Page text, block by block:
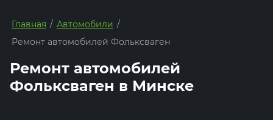
Главная / Автомобили /
Ремонт автомобилей Фольксваген
Ремонт автомобилей
Фольксваген в Минске